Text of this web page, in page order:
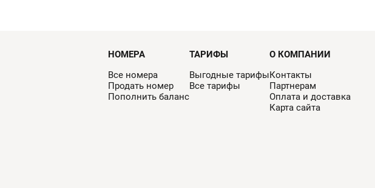
НОМЕРА
Все номера
Продать номер
Пополнить баланс
ТАРИФЫ
Выгодные тарифы
Все тарифы
О КОМПАНИИ
Контакты
Партнерам
Оплата и доставка
Карта сайта